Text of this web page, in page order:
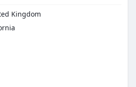
Kingdom